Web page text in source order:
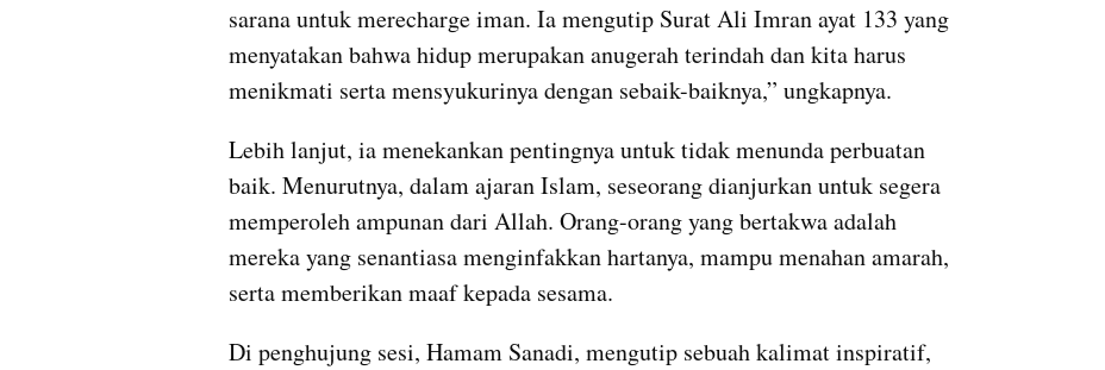
sarana untuk merecharge iman. Ia mengutip Surat Ali Imran ayat 133 yang
menyatakan bahwa hidup merupakan anugerah terindah dan kita harus
menikmati serta mensyukurinya dengan sebaik-baiknya,” ungkapnya.
Lebih lanjut, ia menekankan pentingnya untuk tidak menunda perbuatan
baik. Menurutnya, dalam ajaran Islam, seseorang dianjurkan untuk segera
memperoleh ampunan dari Allah. Orang-orang yang bertakwa adalah
mereka yang senantiasa menginfakkan hartanya, mampu menahan amarah,
serta memberikan maaf kepada sesama.
Di penghujung sesi, Hamam Sanadi, mengutip sebuah kalimat inspiratif,